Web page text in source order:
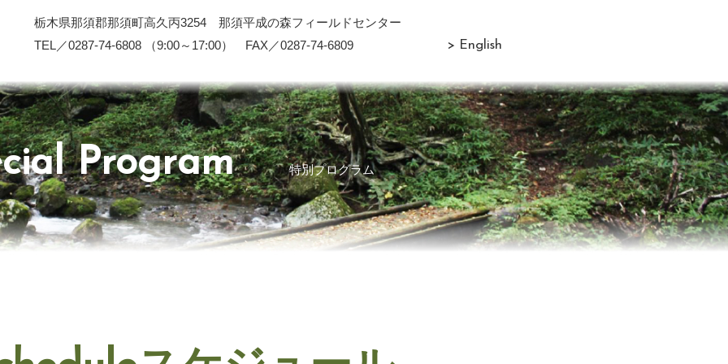
栃木県那須郡那須町高久丙3254 那須平成の森フィールドセンター
TEL／0287-74-6808 （9:00～17:00） FAX／0287-74-6809
> English
Program 特別プログラム